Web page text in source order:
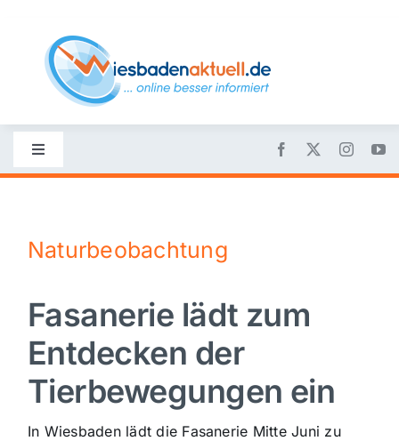
content
Toggle
Navigation
Nachrichten
Politik
Wirtschaft
Sport
Naturbeobachtung
Fasanerie lädt zum
Entdecken der
Tierbewegungen ein
In Wiesbaden lädt die Fasanerie Mitte Juni zu